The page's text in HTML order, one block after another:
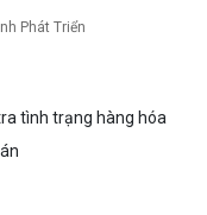
vượt trội. Khám phá chi tiết
PC gaming bị tụt
một thời gian? Tìm hiểu
phục từng bước tại Vi Tính
Dòng RTX 50
Phát Triển
tình trạng hàng hóa